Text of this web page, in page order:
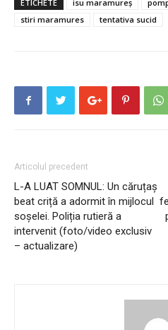
ETICHETE isu maramureș
stiri maramures
tentativa sucid
Articolul precedent
L-A LUAT SOMNUL: Un căruțaș
beat criță a adormit în mijlocul
soșelei. Poliția rutieră a
intervenit (foto/video exclusiv
– actualizare)